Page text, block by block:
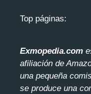
Top páginas:
Exmopedia.com
afiliación de
una pequeña
se produce una